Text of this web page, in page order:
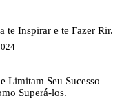
te Inspirar e te Fazer Rir.
Limitam Seu Sucesso
Superá-los.